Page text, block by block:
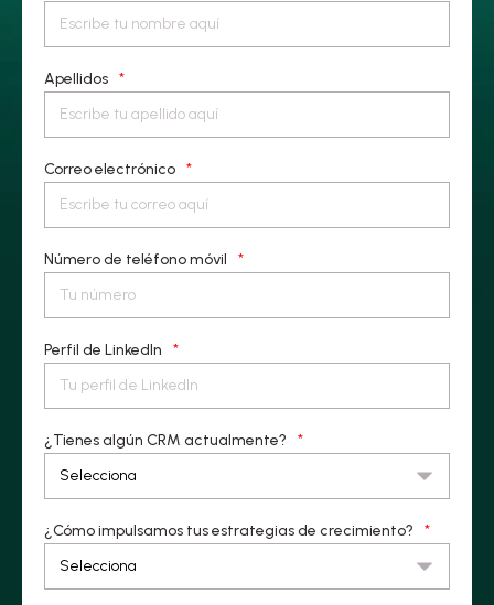
Apellidos *
Correo electrónico *
Número de teléfono móvil *
Perfil de LinkedIn *
¿Tienes algún CRM actualmente? *
¿Cómo impulsamos tus estrategias de crecimiento? *